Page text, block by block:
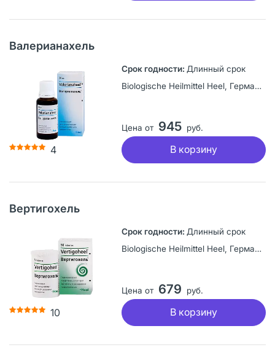
Валерианахель
4
Длинный срок
Biologische Heilmittel Heel, Германия
Цена от 945 руб.
В корзину
Вертигохель
10
Длинный срок
Biologische Heilmittel Heel, Германия
Цена от 679 руб.
В корзину